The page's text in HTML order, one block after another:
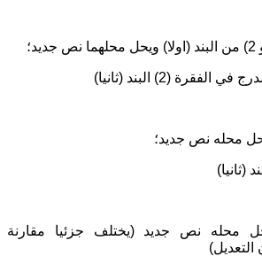
(2) البند (ثانيا)
محله نص جديد؛
محله نص جديد (يختلف جزئيا مقارنة
التعديل)